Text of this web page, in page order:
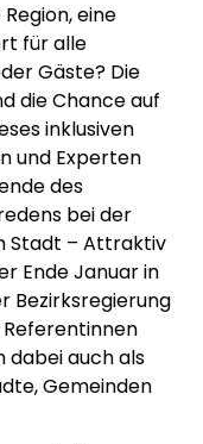
eine
für alle
Gäste? Die
die Chance auf
inklusiven
und Experten
des
bei der
Stadt – Attraktiv
Ende Januar in
Bezirksregierung
dabei auch als
Gemeinden